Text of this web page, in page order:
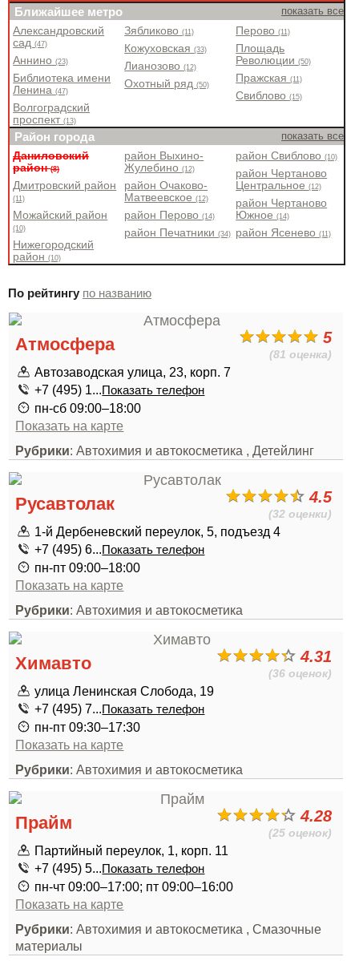
Ближайшее метро показать все
Александровский
сад(47)
Аннино(23)
Библиотека имени
Ленина(47)
Волгоградский
проспект(13)
Зябликово(11)
Кожуховская(33)
Лианозово(12)
Охотный ряд(50)
Перово(11)
Площадь
Революции(50)
Пражская(11)
Свиблово(15)
Район города показать все
Даниловский
район(8)
Дмитровский район
(11)
Можайский район
(10)
Нижегородский
район(10)
район Выхино-
Жулебино(12)
район Очаково-
Матвеевское(12)
район Перово(14)
район Печатники(34)
район Свиблово(10)
район Чертаново
Центральное(12)
район Чертаново
Южное(14)
район Ясенево(11)
По рейтингу по названию
5
(81 оценка)
Атмосфера
Автозаводская улица, 23, корп. 7
+7 (495) 1...Показать телефон
пн-сб 09:00–18:00
Показать на карте
Рубрики: Автохимия и автокосметика , Детейлинг
4.5
(32 оценки)
Русавтолак
1-й Дербеневский переулок, 5, подъезд 4
+7 (495) 6...Показать телефон
пн-пт 09:00–18:00
Показать на карте
Рубрики: Автохимия и автокосметика
4.31
(36 оценок)
Химавто
улица Ленинская Слобода, 19
+7 (495) 7...Показать телефон
пн-пт 09:30–17:30
Показать на карте
Рубрики: Автохимия и автокосметика
4.28
(25 оценок)
Прайм
Партийный переулок, 1, корп. 11
+7 (495) 5...Показать телефон
пн-чт 09:00–17:00; пт 09:00–16:00
Показать на карте
Рубрики: Автохимия и автокосметика , Смазочные
материалы